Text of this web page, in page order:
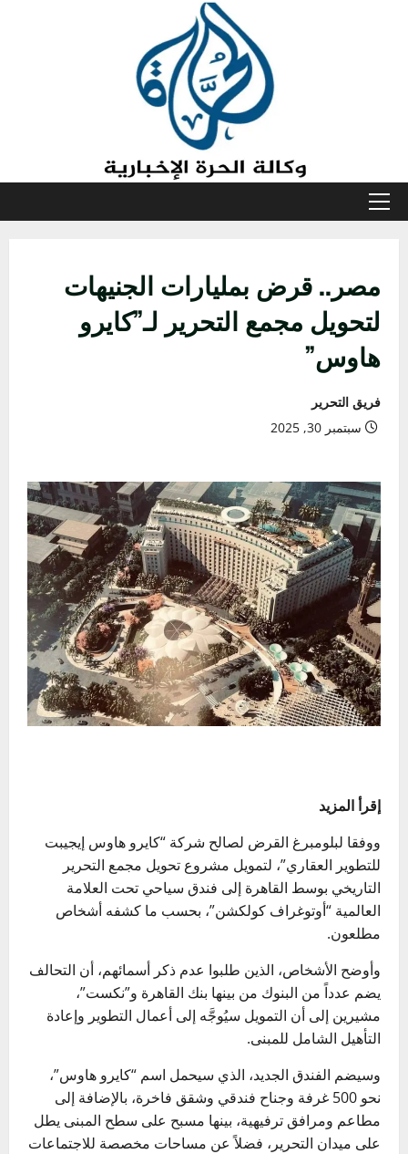
القائمة
مصر.. قرض بمليارات الجنيهات
لتحويل مجمع التحرير لـ”كايرو
هاوس”
فريق التحرير
سبتمبر 30, 2025
إقرأ المزيد
ووفقا لبلومبرغ القرض لصالح شركة “كايرو هاوس إيجيبت
للتطوير العقاري”، لتمويل مشروع تحويل مجمع التحرير
التاريخي بوسط القاهرة إلى فندق سياحي تحت العلامة
العالمية “أوتوغراف كولكشن”، بحسب ما كشفه أشخاص
مطلعون.
وأوضح الأشخاص، الذين طلبوا عدم ذكر أسمائهم، أن التحالف
يضم عدداً من البنوك من بينها بنك القاهرة و”نكست”،
مشيرين إلى أن التمويل سيُوجَّه إلى أعمال التطوير وإعادة
التأهيل الشامل للمبنى.
وسيضم الفندق الجديد، الذي سيحمل اسم “كايرو هاوس”،
نحو 500 غرفة وجناح فندقي وشقق فاخرة، بالإضافة إلى
مطاعم ومرافق ترفيهية، بينها مسبح على سطح المبنى يطل
على ميدان التحرير، فضلاً عن مساحات مخصصة للاجتماعات